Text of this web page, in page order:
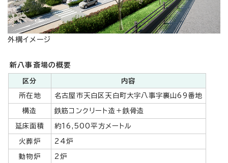
外構イメージ
新八事斎場の概要
区分 内容
所在地 名古屋市天白区天白町大字八事字裏山69番地
構造 鉄筋コンクリート造＋鉄骨造
延床面積 約16,500平方メートル
火葬炉 24炉
動物炉 2炉